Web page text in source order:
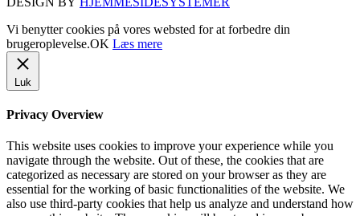
Vi benytter cookies på vores websted for at forbedre din
brugeroplevelse.OK Læs mere
Luk
Privacy Overview
This website uses cookies to improve your experience while you
navigate through the website. Out of these, the cookies that are
categorized as necessary are stored on your browser as they are
essential for the working of basic functionalities of the website. We
also use third-party cookies that help us analyze and understand how